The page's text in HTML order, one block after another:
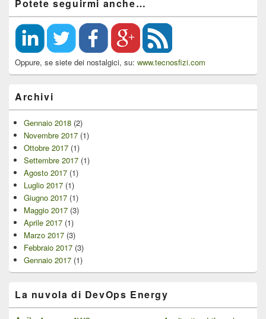
Potete seguirmi anche…
Oppure, se siete dei nostalgici, su: www.tecnosfizi.com
Archivi
Gennaio 2018 (2)
Novembre 2017 (1)
Ottobre 2017 (1)
Settembre 2017 (1)
Agosto 2017 (1)
Luglio 2017 (1)
Giugno 2017 (1)
Maggio 2017 (3)
Aprile 2017 (1)
Marzo 2017 (3)
Febbraio 2017 (3)
Gennaio 2017 (1)
La nuvola di DevOps Energy